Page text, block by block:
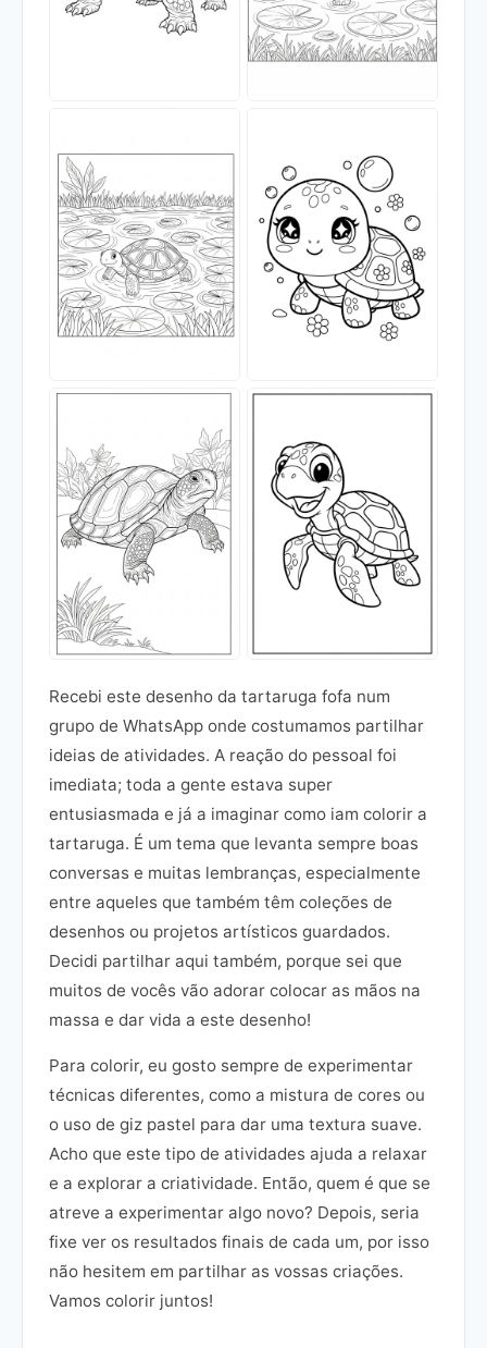
Recebi este desenho da tartaruga fofa num
grupo de WhatsApp onde costumamos partilhar
ideias de atividades. A reação do pessoal foi
imediata; toda a gente estava super
entusiasmada e já a imaginar como iam colorir a
tartaruga. É um tema que levanta sempre boas
conversas e muitas lembranças, especialmente
entre aqueles que também têm coleções de
desenhos ou projetos artísticos guardados.
Decidi partilhar aqui também, porque sei que
muitos de vocês vão adorar colocar as mãos na
massa e dar vida a este desenho!
Para colorir, eu gosto sempre de experimentar
técnicas diferentes, como a mistura de cores ou
o uso de giz pastel para dar uma textura suave.
Acho que este tipo de atividades ajuda a relaxar
e a explorar a criatividade. Então, quem é que se
atreve a experimentar algo novo? Depois, seria
fixe ver os resultados finais de cada um, por isso
não hesitem em partilhar as vossas criações.
Vamos colorir juntos!